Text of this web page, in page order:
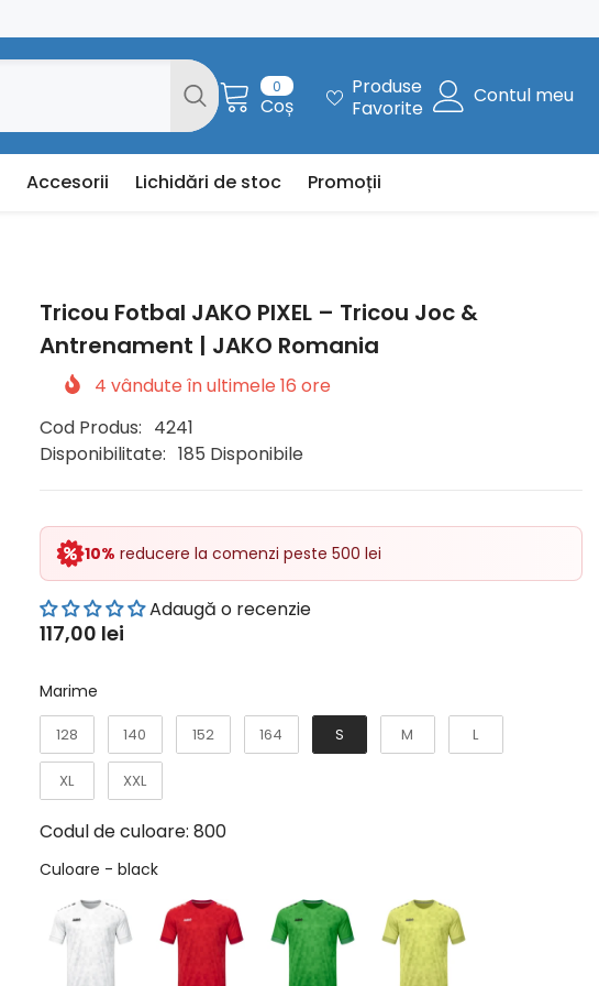
00
articole
Coș
Produse
Favorite
Contul meu
Accesorii Lichidări de stoc Promoții
Tricou Fotbal JAKO PIXEL – Tricou Joc &
Antrenament | JAKO Romania
4 vândute în ultimele 16 ore
Cod Produs: 4241
Disponibilitate: 185 Disponibile
10% reducere la comenzi peste 500 lei
Adaugă o recenzie
117,00 lei
MarimeMarime
128 140 152 164 S M L
XL XXL
Codul de culoare: 800
Culoare - blackCuloare